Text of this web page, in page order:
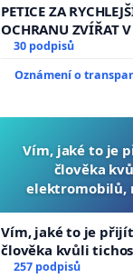
PETICE ZA
OCHRANU ZVÍŘAT
30 podpisů
Oznámení o
Vím, jaké to je
člověka
elektromobilů,
Vím, jaké to je
člověka kvůli
nečekejme, až
257 podpisů